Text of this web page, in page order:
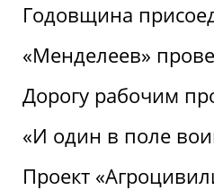
Годовщина
«Менделеев»
Дорогу рабочим
«И один в поле
Проект